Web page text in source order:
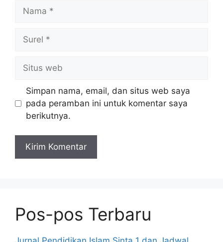
Nama
Surel
Situs
web
Simpan nama, email, dan situs web saya
pada peramban ini untuk komentar saya
berikutnya.
Pos-pos Terbaru